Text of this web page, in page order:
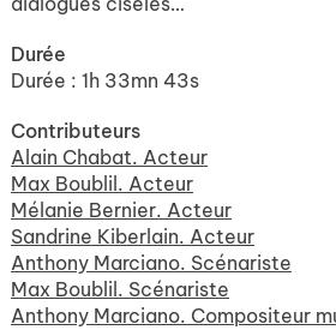
Durée
Durée : 1h 33mn 43s
Contributeurs
Alain Chabat. Acteur
Max Boublil. Acteur
Mélanie Bernier. Acteur
Sandrine Kiberlain. Acteur
Anthony Marciano. Scénariste
Max Boublil. Scénariste
Anthony Marciano. Compositeur